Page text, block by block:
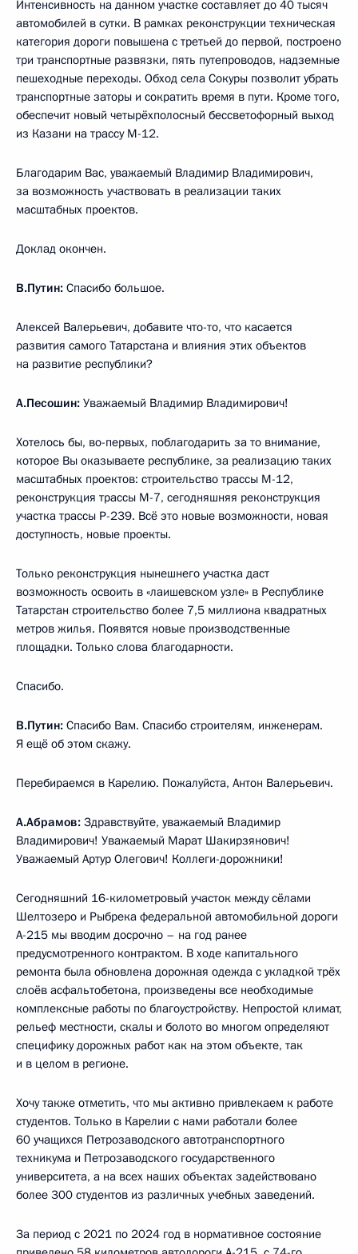
Интенсивность на данном участке составляет до 40 тысяч
автомобилей в сутки. В рамках реконструкции техническая
категория дороги повышена с третьей до первой, построено
три транспортные развязки, пять путепроводов, надземные
пешеходные переходы. Обход села Сокуры позволит убрать
транспортные заторы и сократить время в пути. Кроме того,
обеспечит новый четырёхполосный бессветофорный выход
из Казани на трассу М-12.
Благодарим Вас, уважаемый Владимир Владимирович,
за возможность участвовать в реализации таких
масштабных проектов.
Доклад окончен.
В.Путин: Спасибо большое.
Алексей Валерьевич, добавите что-то, что касается
развития самого Татарстана и влияния этих объектов
на развитие республики?
А.Песошин: Уважаемый Владимир Владимирович!
Хотелось бы, во-первых, поблагодарить за то внимание,
которое Вы оказываете республике, за реализацию таких
масштабных проектов: строительство трассы М-12,
реконструкция трассы М-7, сегодняшняя реконструкция
участка трассы Р-239. Всё это новые возможности, новая
доступность, новые проекты.
Только реконструкция нынешнего участка даст
возможность освоить в «лаишевском узле» в Республике
Татарстан строительство более 7,5 миллиона квадратных
метров жилья. Появятся новые производственные
площадки. Только слова благодарности.
Спасибо.
В.Путин: Спасибо Вам. Спасибо строителям, инженерам.
Я ещё об этом скажу.
Перебираемся в Карелию. Пожалуйста, Антон Валерьевич.
А.Абрамов: Здравствуйте, уважаемый Владимир
Владимирович! Уважаемый Марат Шакирзянович!
Уважаемый Артур Олегович! Коллеги-дорожники!
Сегодняшний 16-километровый участок между сёлами
Шелтозеро и Рыбрека федеральной автомобильной дороги
А-215 мы вводим досрочно – на год ранее
предусмотренного контрактом. В ходе капитального
ремонта была обновлена дорожная одежда с укладкой трёх
слоёв асфальтобетона, произведены все необходимые
комплексные работы по благоустройству. Непростой климат,
рельеф местности, скалы и болото во многом определяют
специфику дорожных работ как на этом объекте, так
и в целом в регионе.
Хочу также отметить, что мы активно привлекаем к работе
студентов. Только в Карелии с нами работали более
60 учащихся Петрозаводского автотранспортного
техникума и Петрозаводского государственного
университета, а на всех наших объектах задействовано
более 300 студентов из различных учебных заведений.
За период с 2021 по 2024 год в нормативное состояние